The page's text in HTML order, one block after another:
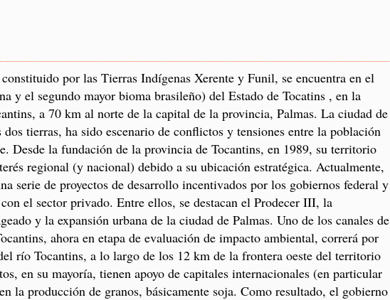
por las Tierras Indígenas Xerente y Funil, se encuentra en el
y el segundo mayor bioma brasileño) del Estado de Tocatins , en la
a 70 km al norte de la capital de la provincia, Palmas. La ciudad de
tierras, ha sido escenario de conflictos y tensiones entre la población
Desde la fundación de la provincia de Tocantins, en 1989, su territorio
regional (y nacional) debido a su ubicación estratégica. Actualmente,
serie de proyectos de desarrollo incentivados por los gobiernos federal y
el sector privado. Entre ellos, se destacan el Prodecer III, la
y la expansión urbana de la ciudad de Palmas. Uno de los canales de
ahora en etapa de evaluación de impacto ambiental, correrá por
río Tocantins, a lo largo de los 12 km de la frontera oeste del territorio
en su mayoría, tienen apoyo de capitales internacionales (en particular
la producción de granos, básicamente soja. Como resultado, el gobierno